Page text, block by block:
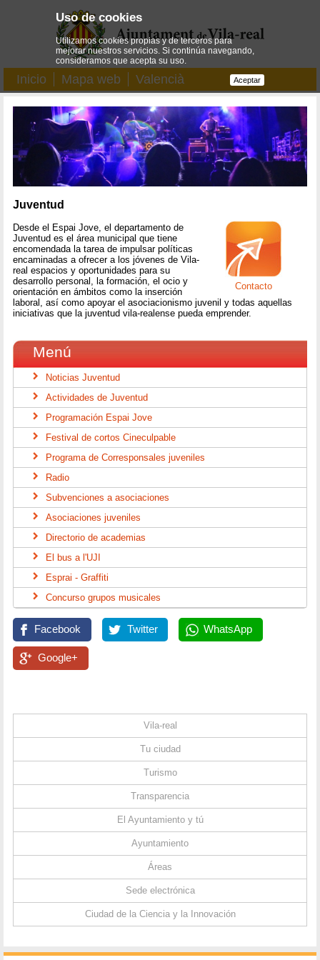
Inicio Mapa web Valencià
Contacto
Juventud
Desde el Espai Jove, el departamento de
Juventud es el área municipal que tiene
encomendada la tarea de impulsar políticas
encaminadas a ofrecer a los jóvenes de Vila-
real espacios y oportunidades para su
desarrollo personal, la formación, el ocio y
orientación en ámbitos como la inserción
laboral, así como apoyar el asociacionismo juvenil y todas aquellas
iniciativas que la juventud vila-realense pueda emprender.
Menú
Noticias Juventud
Actividades de Juventud
Programación Espai Jove
Festival de cortos Cineculpable
Programa de Corresponsales juveniles
Radio
Subvenciones a asociaciones
Asociaciones juveniles
Directorio de academias
El bus a l'UJI
Esprai - Graffiti
Concurso grupos musicales
Facebook Twitter WhatsApp
Google+
Vila-real
Tu ciudad
Turismo
Transparencia
El Ayuntamiento y tú
Ayuntamiento
Áreas
Sede electrónica
Ciudad de la Ciencia y la Innovación
Uso de cookies
Utilizamos cookies propias y de terceros para
mejorar nuestros servicios. Si continúa navegando,
consideramos que acepta su uso.
Aceptar